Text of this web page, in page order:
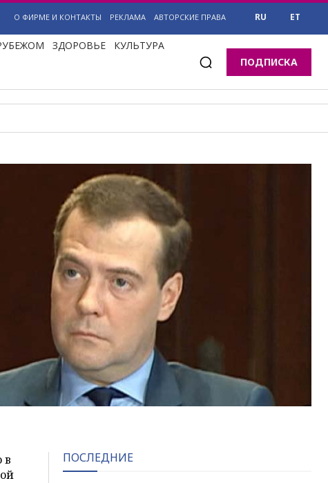
О ФИРМЕ И КОНТАКТЫ РЕКЛАМА АВТОРСКИЕ ПРАВА RU ET
ЗДОРОВЬЕ КУЛЬТУРА
ПОДПИСКА
в
ПОСЛЕДНИЕ